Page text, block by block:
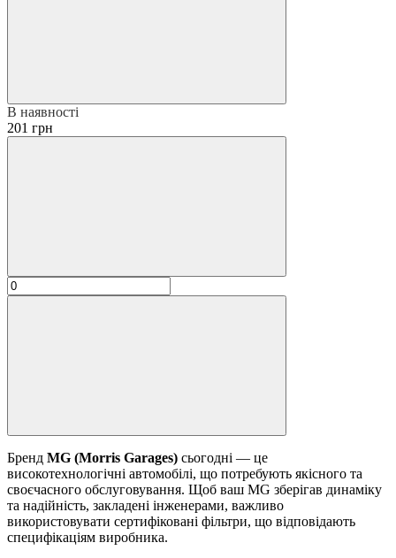
В наявності
201 грн
Бренд MG (Morris Garages) сьогодні — це
високотехнологічні автомобілі, що потребують якісного та
своєчасного обслуговування. Щоб ваш MG зберігав динаміку
та надійність, закладені інженерами, важливо
використовувати сертифіковані фільтри, що відповідають
специфікаціям виробника.